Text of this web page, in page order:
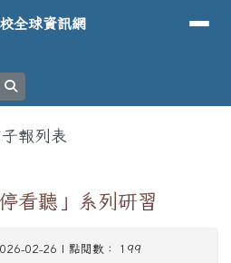
中等學校全球資
全球資訊網
報列表
看聽」系列研習
02-26 | 點閱數： 199